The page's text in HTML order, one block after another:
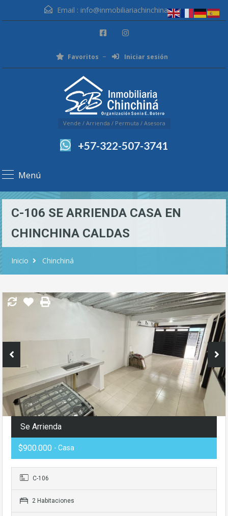
Email : info@inmobiliariachinchina.com
Favoritos Iniciar sesión
Vende / Arrienda / Permuta / Asesora
+57-322-507-3741
Menú
C-106 SE ARRIENDA CASA EN
CHINCHINA CALDAS
Inicio Chinchiná
Se Arrienda
$900.000 - Casa
C-106
2 Habitaciones